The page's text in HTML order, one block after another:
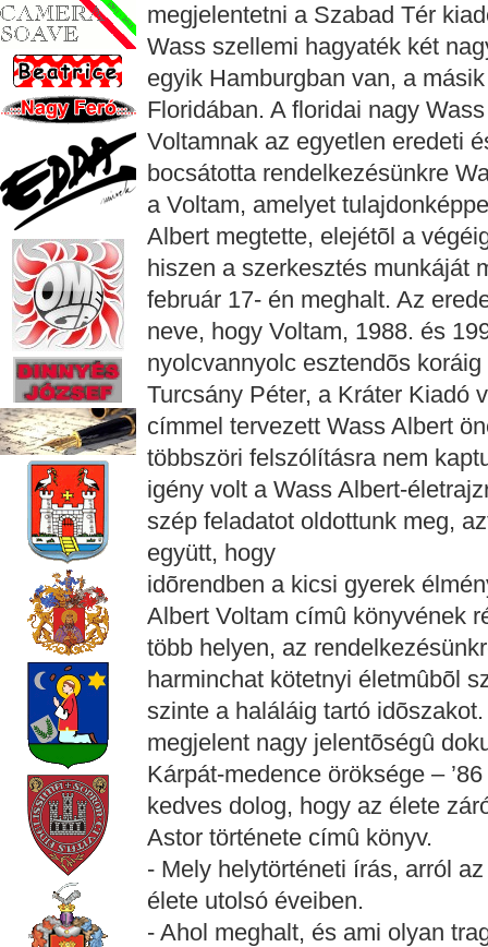
megjelentetni a Szabad Tér
Wass szellemi hagyaték két
egyik Hamburgban van, a
Floridában. A floridai nagy
Voltamnak az egyetlen eredeti
bocsátotta rendelkezésünkre
a Voltam, amelyet
Albert megtette, elejétõl a
hiszen a szerkesztés munkáját
február 17- én meghalt. Az
neve, hogy Voltam, 1988. és
nyolcvannyolc esztendõs
Turcsány Péter, a Kráter Kiadó
címmel tervezett Wass Albert
többszöri felszólításra nem
igény volt a Wass Albert-
szép feladatot oldottunk meg,
együtt, hogy
idõrendben a kicsi gyerek
Albert Voltam címû könyvének
több helyen, az
harminchat kötetnyi életmûbõl
szinte a haláláig tartó
megjelent nagy jelentõségû
Kárpát-medence öröksége –
kedves dolog, hogy az élete
Astor története címû könyv.
- Mely helytörténeti írás, arról
élete utolsó éveiben.
- Ahol meghalt, és ami olyan